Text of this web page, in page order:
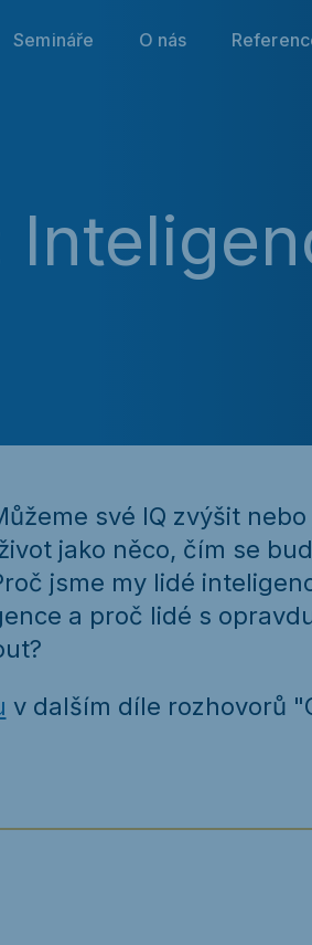
Semináře O nás
své IQ zvýšit
jako něco, čím se
jsme my lidé
a proč lidé s
v dalším díle rozhovorů